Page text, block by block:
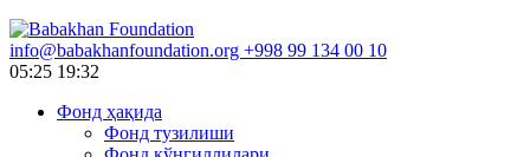
info@babakhanfoundation.org +998 99 134 00 10
05:25 19:32
Фонд ҳақида
Фонд тузилиши